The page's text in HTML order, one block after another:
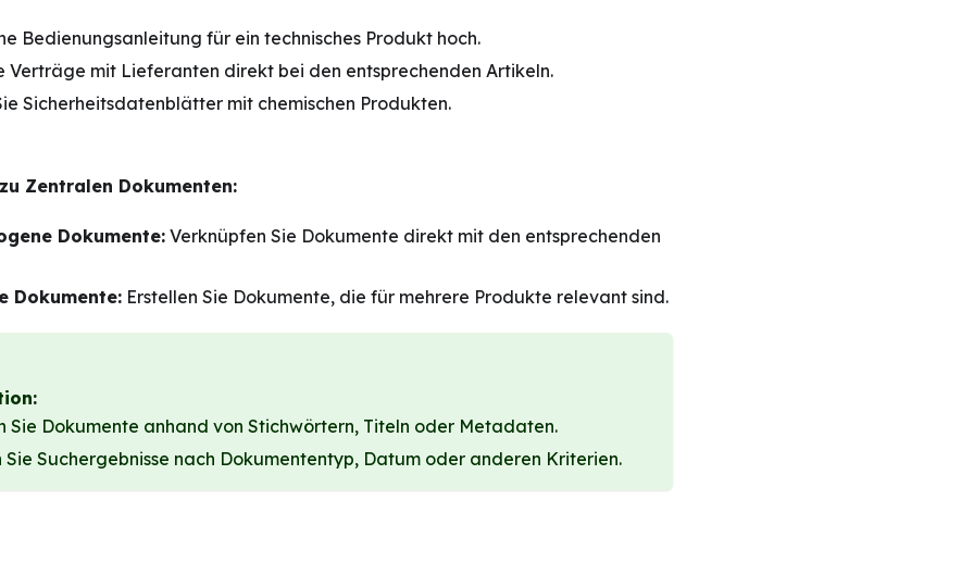
Bedienungsanleitung für ein technisches Produkt hoch.
Verträge mit Lieferanten direkt bei den entsprechenden Artikeln.
Sicherheitsdatenblätter mit chemischen Produkten.
Zentralen Dokumenten:
Dokumente: Verknüpfen Sie Dokumente direkt mit den entsprechenden
Dokumente: Erstellen Sie Dokumente, die für mehrere Produkte relevant sind.
Sie Dokumente anhand von Stichwörtern, Titeln oder Metadaten.
Sie Suchergebnisse nach Dokumententyp, Datum oder anderen Kriterien.